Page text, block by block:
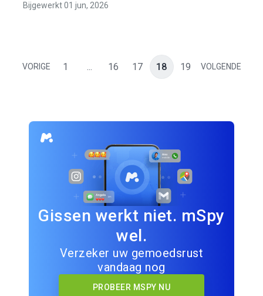
Bijgewerkt 01 jun, 2026
VORIGE 1 ... 16 17 18 19 VOLGENDE
Gissen werkt niet. mSpy
wel.
Verzeker uw gemoedsrust
vandaag nog
PROBEER MSPY NU